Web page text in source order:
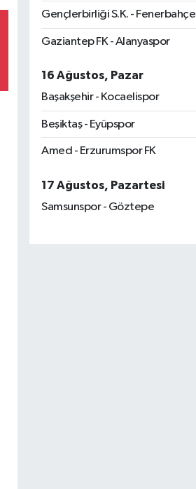
Gençlerbirliği S.K. - Fenerbahçe
Gaziantep FK - Alanyaspor
16 Ağustos, Pazar
Başakşehir - Kocaelispor
Beşiktaş - Eyüpspor
Amed - Erzurumspor FK
17 Ağustos, Pazartesi
Samsunspor - Göztepe